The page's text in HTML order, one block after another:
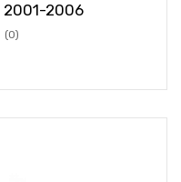
2001-2006
(0)